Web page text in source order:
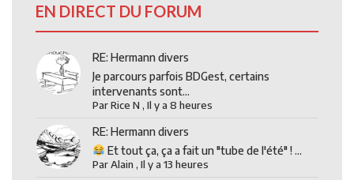
EN DIRECT DU FORUM
RE: Hermann divers
Je parcours parfois BDGest, certains
intervenants sont...
ParRice N ,Il y a 8 heures
RE: Hermann divers
Et tout ça, ça a fait un "tube de l'été" ! ...
ParAlain ,Il y a 13 heures